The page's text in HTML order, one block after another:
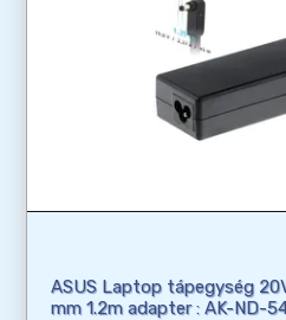
ASUS Laptop tápegység
mm 1.2m adapter : AK-ND-